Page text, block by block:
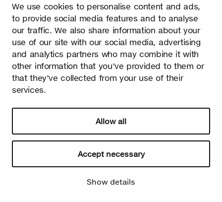
We use cookies to personalise content and ads,
to provide social media features and to analyse
our traffic. We also share information about your
use of our site with our social media, advertising
and analytics partners who may combine it with
other information that you’ve provided to them or
that they’ve collected from your use of their
services.
Allow all
Accept necessary
Show details
Sommer
Die Blätter wachsen schnell. Sommer ist die Jahreszeit des